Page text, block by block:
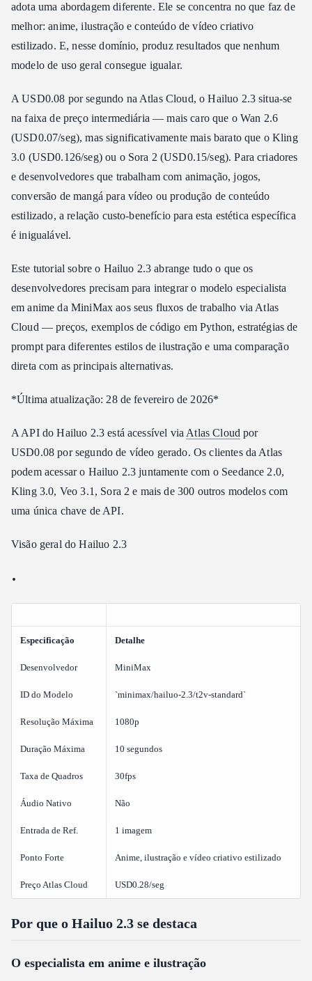
Acesso direto ao MiniMax
Opção 1: Direto via MiniMax Hailuo AI
Opção 2: Atlas Cloud (Recomendado)
Exemplo de animação de personagem de anime
Hailuo 2.3 vs Concorrentes
Onde o Hailuo 2.3 vence
Perguntas frequentes
Quanto custa o Hailuo 2.3 por vídeo?
O Hailuo 2.3 consegue gerar vídeo fotorrealista?
Como acesso a API do Hailuo 2.3?
Quais estilos de anime o Hailuo 2.3 suporta?
Veredito
adota uma abordagem diferente. Ele se concentra no que faz de
melhor: anime, ilustração e conteúdo de vídeo criativo
estilizado. E, nesse domínio, produz resultados que nenhum
modelo de uso geral consegue igualar.
A USD0.08 por segundo na Atlas Cloud, o Hailuo 2.3 situa-se
na faixa de preço intermediária — mais caro que o Wan 2.6
(USD0.07/seg), mas significativamente mais barato que o Kling
3.0 (USD0.126/seg) ou o Sora 2 (USD0.15/seg). Para criadores
e desenvolvedores que trabalham com animação, jogos,
conversão de mangá para vídeo ou produção de conteúdo
estilizado, a relação custo-benefício para esta estética específica
é inigualável.
Este tutorial sobre o Hailuo 2.3 abrange tudo o que os
desenvolvedores precisam para integrar o modelo especialista
em anime da MiniMax aos seus fluxos de trabalho via Atlas
Cloud — preços, exemplos de código em Python, estratégias de
prompt para diferentes estilos de ilustração e uma comparação
direta com as principais alternativas.
*Última atualização: 28 de fevereiro de 2026*
A API do Hailuo 2.3 está acessível via Atlas Cloud por
USD0.08 por segundo de vídeo gerado. Os clientes da Atlas
podem acessar o Hailuo 2.3 juntamente com o Seedance 2.0,
Kling 3.0, Veo 3.1, Sora 2 e mais de 300 outros modelos com
uma única chave de API.
Visão geral do Hailuo 2.3
Especificação Detalhe
Desenvolvedor MiniMax
ID do Modelo `minimax/hailuo-2.3/t2v-standard`
Resolução Máxima 1080p
Duração Máxima 10 segundos
Taxa de Quadros 30fps
Áudio Nativo Não
Entrada de Ref. 1 imagem
Ponto Forte Anime, ilustração e vídeo criativo estilizado
Preço Atlas Cloud USD0.28/seg
Por que o Hailuo 2.3 se destaca
O especialista em anime e ilustração